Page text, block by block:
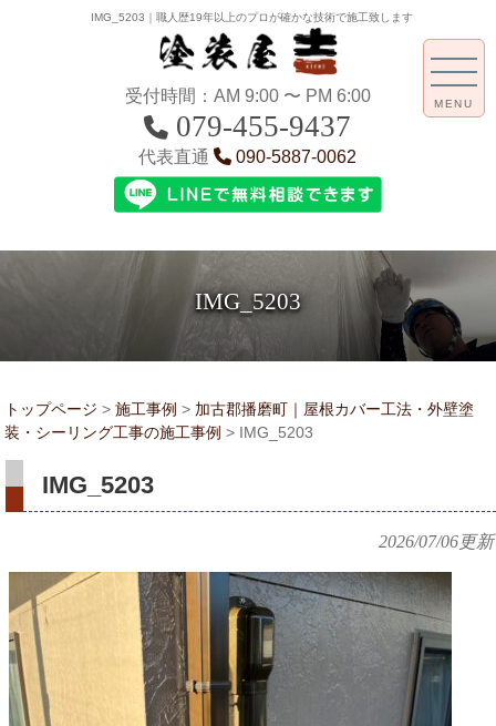
IMG_5203｜職人歴19年以上のプロが確かな技術で施工致します
受付時間：AM 9:00 〜 PM 6:00
079-455-9437
代表直通 090-5887-0062
IMG_5203
MENU
トップページ > 施工事例 > 加古郡播磨町｜屋根カバー工法・外壁塗
装・シーリング工事の施工事例 > IMG_5203
IMG_5203
2026/07/06更新